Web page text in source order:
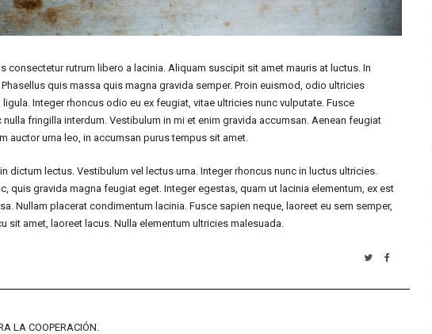
rutrum libero a lacinia. Aliquam suscipit sit amet mauris at luctus. In
quis massa quis magna gravida semper. Proin euismod, odio ultricies
Integer rhoncus odio eu ex feugiat, vitae ultricies nunc vulputate. Fusce
fringilla interdum. Vestibulum in mi et enim gravida accumsan. Aenean feugiat
auctor urna leo, in accumsan purus tempus sit amet.
dictum lectus. Vestibulum vel lectus urna. Integer rhoncus nunc in luctus ultricies.
quis gravida magna feugiat eget. Integer egestas, quam ut lacinia elementum, ex est
Nullam placerat condimentum lacinia. Fusce sapien neque, laoreet eu sem semper,
amet, laoreet lacus. Nulla elementum ultricies malesuada.
Haz
clic
compartir
compartir
LA COOPERACIÓN.